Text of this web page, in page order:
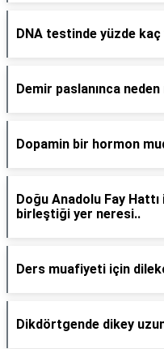
DNA testinde yüzde kaç
Demir paslanınca
Dopamin bir hormon
Doğu Anadolu Fay Hattı
birleştiği yer neresi..
Ders muafiyeti için
Dikdörtgende dikey